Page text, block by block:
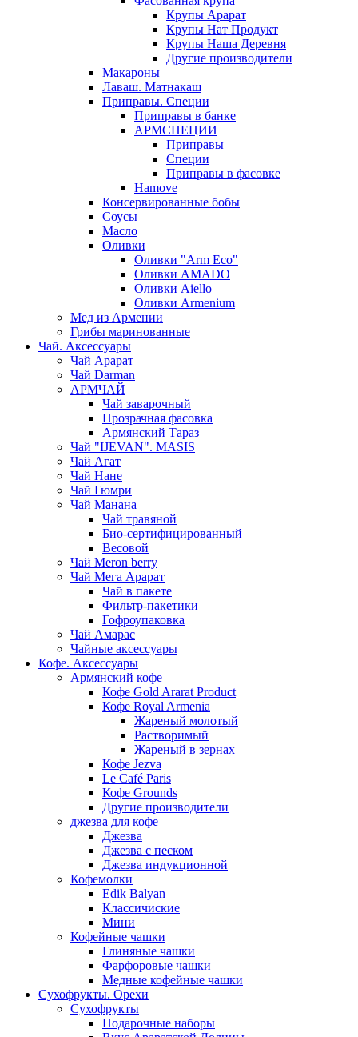
Крупы Арарат
Крупы Нат Продукт
Крупы Наша Деревня
Другие производители
Макароны
Лаваш. Матнакаш
Приправы. Специи
Приправы в банке
АРМСПЕЦИИ
Приправы
Специи
Приправы в фасовке
Hamove
Консервированные бобы
Соусы
Масло
Оливки
Оливки "Arm Eco"
Оливки AMADO
Оливки Aiello
Оливки Armenium
Мед из Армении
Грибы маринованные
Чай. Аксессуары
Чай Арарат
Чай Darman
АРМЧАЙ
Чай заварочный
Прозрачная фасовка
Армянский Тараз
Чай "IJEVAN". MASIS
Чай Агат
Чай Нане
Чай Гюмри
Чай Манана
Чай травяной
Био-сертифицированный
Весовой
Чай Meron berry
Чай Мега Арарат
Чай в пакете
Фильтр-пакетики
Гофроупаковка
Чай Амарас
Чайные аксессуары
Кофе. Аксессуары
Армянский кофе
Кофе Gold Ararat Product
Кофе Royal Armenia
Жареный молотый
Растворимый
Жареный в зернах
Кофе Jezva
Le Café Paris
Кофе Grounds
Другие производители
джезва для кофе
Джезва
Джезва с песком
Джезва индукционной
Кофемолки
Edik Balyan
Классичиские
Мини
Кофейные чашки
Глиняные чашки
Фарфоровые чашки
Медные кофейные чашки
Сухофрукты. Орехи
Сухофрукты
Подарочные наборы